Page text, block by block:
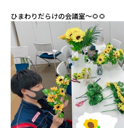
ひまわりだらけの会議室～🌻🌻